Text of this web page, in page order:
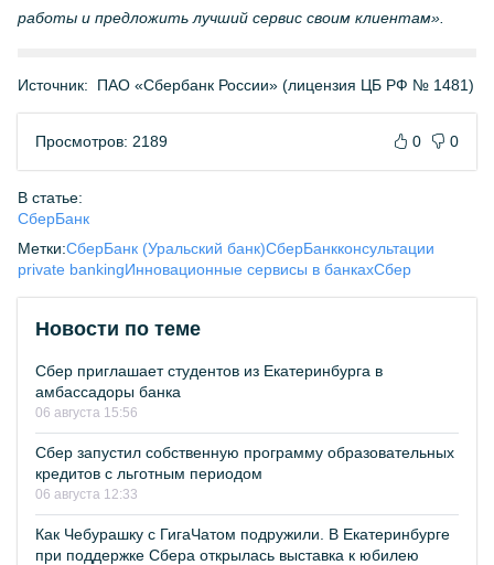
работы и предложить лучший сервис своим клиентам».
Источник: ПАО «Сбербанк России» (лицензия ЦБ РФ № 1481)
Просмотров: 2189 0 0
В статье:
СберБанк
Метки:СберБанк (Уральский банк)СберБанкконсультации
private bankingИнновационные сервисы в банкахСбер
Новости по теме
Сбер приглашает студентов из Екатеринбурга в
амбассадоры банка
06 августа 15:56
Сбер запустил собственную программу образовательных
кредитов с льготным периодом
06 августа 12:33
Как Чебурашку с ГигаЧатом подружили. В Екатеринбурге
при поддержке Сбера открылась выставка к юбилею